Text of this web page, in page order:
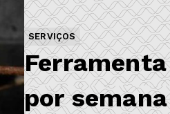
SERVIÇOS
por